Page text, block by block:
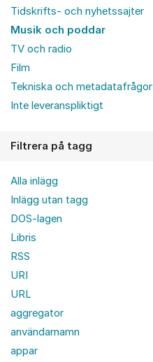
Tidskrifts- och nyhetssajter
Musik och poddar
TV och radio
Film
Tekniska och metadatafrågor
Inte leveranspliktigt
Filtrera på tagg
Alla inlägg
Inlägg utan tagg
DOS-lagen
Libris
RSS
URI
URL
aggregator
användarnamn
appar